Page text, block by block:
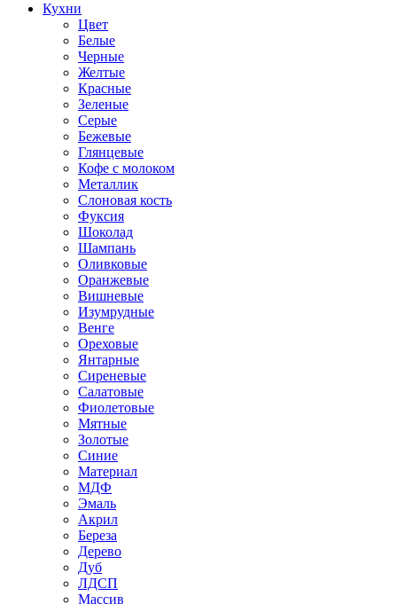
Кухни
Цвет
Белые
Черные
Желтые
Красные
Зеленые
Серые
Бежевые
Глянцевые
Кофе с молоком
Металлик
Слоновая кость
Фуксия
Шоколад
Шампань
Оливковые
Оранжевые
Вишневые
Изумрудные
Венге
Ореховые
Янтарные
Сиреневые
Салатовые
Фиолетовые
Мятные
Золотые
Синие
Материал
МДФ
Эмаль
Акрил
Береза
Дерево
Дуб
ЛДСП
Массив